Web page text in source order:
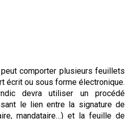
comporter plusieurs feuillets
écrit ou sous forme électronique.
devra utiliser un procédé
le lien entre la signature de
mandataire…) et la feuille de